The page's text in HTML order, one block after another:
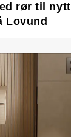
rør til nytt
Lovund